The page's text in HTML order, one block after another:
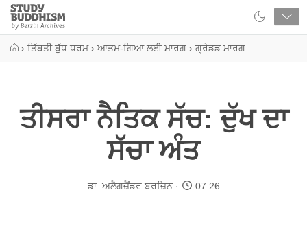
Close
Study
Buddhism
Home
› ਤਿੱਬਤੀ ਬੁੱਧ ਧਰਮ › ਆਤਮ-ਗਿਆ ਲਈ ਮਾਰਗ › ਗ੍ਰੇਡਡ ਮਾਰਗ
ਤੀਸਰਾ ਨੈਤਿਕ ਸੱਚ: ਦੁੱਖ ਦਾ
ਸੱਚਾ ਅੰਤ
ਡਾ. ਅਲੈਗਜ਼ੈਂਡਰ ਬਰਜ਼ਿਨ 07:26